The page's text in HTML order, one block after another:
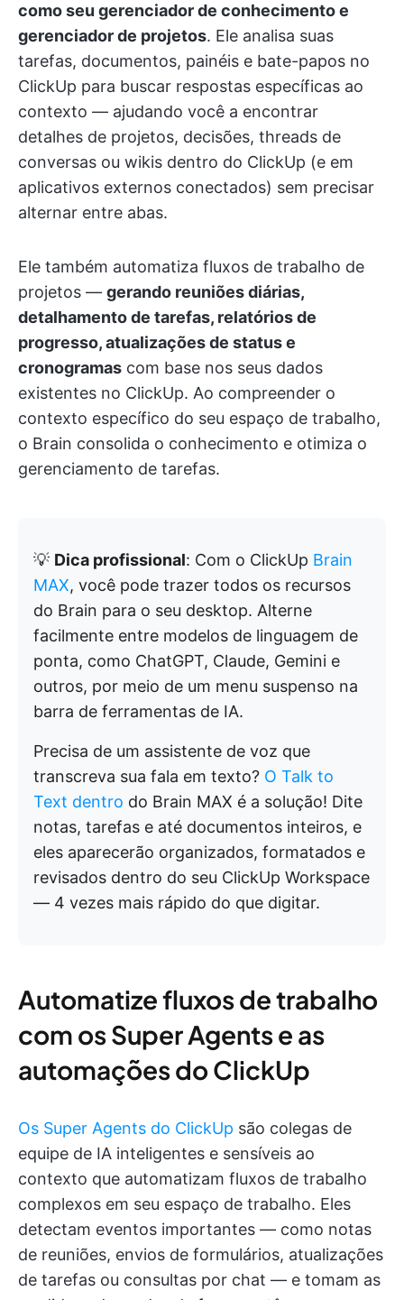
como seu gerenciador de conhecimento e
gerenciador de projetos. Ele analisa suas
tarefas, documentos, painéis e bate-papos no
ClickUp para buscar respostas específicas ao
contexto — ajudando você a encontrar
detalhes de projetos, decisões, threads de
conversas ou wikis dentro do ClickUp (e em
aplicativos externos conectados) sem precisar
alternar entre abas.
Ele também automatiza fluxos de trabalho de
projetos — gerando reuniões diárias,
detalhamento de tarefas, relatórios de
progresso, atualizações de status e
cronogramas com base nos seus dados
existentes no ClickUp. Ao compreender o
contexto específico do seu espaço de trabalho,
o Brain consolida o conhecimento e otimiza o
gerenciamento de tarefas.
💡 Dica profissional: Com o ClickUp Brain
MAX, você pode trazer todos os recursos
do Brain para o seu desktop. Alterne
facilmente entre modelos de linguagem de
ponta, como ChatGPT, Claude, Gemini e
outros, por meio de um menu suspenso na
barra de ferramentas de IA.
Precisa de um assistente de voz que
transcreva sua fala em texto? O Talk to
Text dentro do Brain MAX é a solução! Dite
notas, tarefas e até documentos inteiros, e
eles aparecerão organizados, formatados e
revisados dentro do seu ClickUp Workspace
— 4 vezes mais rápido do que digitar.
Automatize fluxos de trabalho
com os Super Agents e as
automações do ClickUp
Os Super Agents do ClickUp são colegas de
equipe de IA inteligentes e sensíveis ao
contexto que automatizam fluxos de trabalho
complexos em seu espaço de trabalho. Eles
detectam eventos importantes — como notas
de reuniões, envios de formulários, atualizações
de tarefas ou consultas por chat — e tomam as